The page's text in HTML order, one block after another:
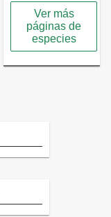
Ver más
páginas de
especies